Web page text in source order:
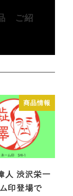
ご紹
商品情報
人 渋沢栄一
印登場で